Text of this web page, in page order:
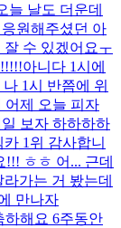
늘 날도 더운데
원해주셨던 아
수 있겠어요ㅜ
아니다 1시에
1시 반쯤에 위
어제 오늘 피자
보자 하하하하
1위 감사합니
ㅎㅎ 어... 근데
가는 거 봤는데
만나자
하해요 6주동안